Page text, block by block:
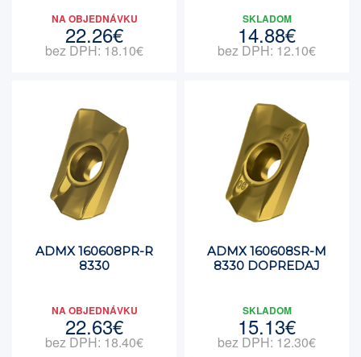
NA OBJEDNÁVKU
22.26€
bez DPH: 18.10€
SKLADOM
14.88€
bez DPH: 12.10€
ADMX 160608PR-R
8330
NA OBJEDNÁVKU
22.63€
bez DPH: 18.40€
ADMX 160608SR-M
8330 DOPREDAJ
SKLADOM
15.13€
bez DPH: 12.30€